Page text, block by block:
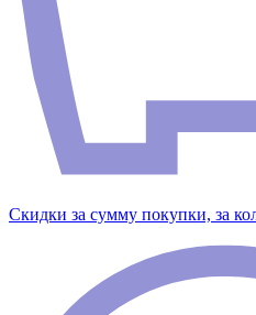
Скидки за сумму покупки, за